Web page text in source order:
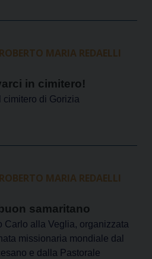
MARIA REDAELLI
in cimitero!
cimitero di Gorizia
MARIA REDAELLI
samaritano
Carlo alla Veglia, organizzata
missionaria mondiale dal
e dalla Pastorale